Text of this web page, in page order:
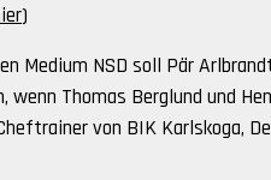
)
Medium NSD soll Pär
wenn Thomas Berglund und
von BIK Karlskoga,